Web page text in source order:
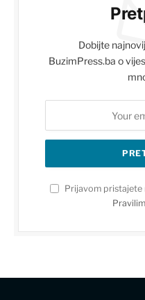
Dobijte
BuzimPress.ba o
Prijavom pristajete